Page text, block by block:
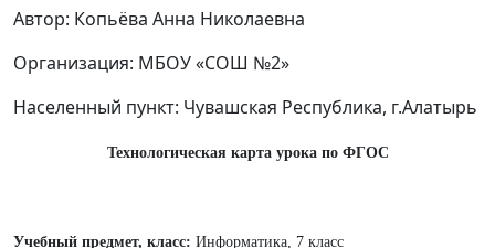
Автор: Копьёва Анна Николаевна
Организация: МБОУ «СОШ №2»
Населенный пункт: Чувашская Республика, г.Алатырь
Технологическая карта урока по ФГОС
Учебный предмет, класс: Информатика, 7 класс